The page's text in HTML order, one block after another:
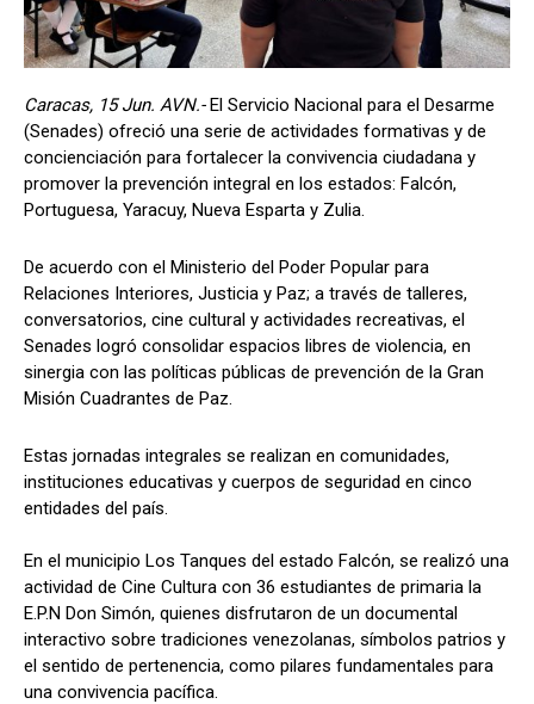
Caracas, 15 Jun. AVN.-El Servicio Nacional para el Desarme
(Senades) ofreció una serie de actividades formativas y de
concienciación para fortalecer la convivencia ciudadana y
promover la prevención integral en los estados: Falcón,
Portuguesa, Yaracuy, Nueva Esparta y Zulia.
De acuerdo con el Ministerio del Poder Popular para
Relaciones Interiores, Justicia y Paz; a través de talleres,
conversatorios, cine cultural y actividades recreativas, el
Senades logró consolidar espacios libres de violencia, en
sinergia con las políticas públicas de prevención de la Gran
Misión Cuadrantes de Paz.
Estas jornadas integrales se realizan en comunidades,
instituciones educativas y cuerpos de seguridad en cinco
entidades del país.
En el municipio Los Tanques del estado Falcón, se realizó una
actividad de Cine Cultura con 36 estudiantes de primaria la
E.P.N Don Simón, quienes disfrutaron de un documental
interactivo sobre tradiciones venezolanas, símbolos patrios y
el sentido de pertenencia, como pilares fundamentales para
una convivencia pacífica.